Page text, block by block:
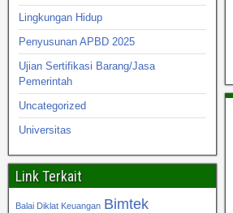
Lingkungan Hidup
Penyusunan APBD 2025
Ujian Sertifikasi Barang/Jasa
Pemerintah
Uncategorized
Universitas
Link Terkait
Balai Diklat Keuangan Bimtek